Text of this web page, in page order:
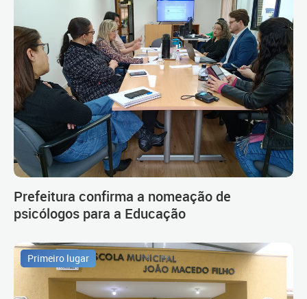
Prefeitura confirma a nomeação de
psicólogos para a Educação
Primeiro lugar